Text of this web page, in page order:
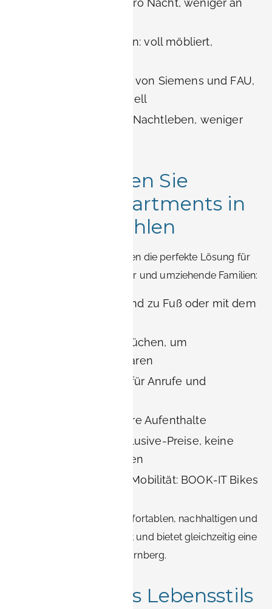
BOOK-IT Wohnungen: voll möbliert,
Vorteile: in der Nähe von Siemens und FAU,
ruhig und professionell
Nachteile: kleineres Nachtleben, weniger
Warum sollten Sie
BOOK-IT Apartments in
Erlangen wählen
BOOK-IT Apartments bieten die perfekte Lösung für
Geschäftsreisende, Berater und umziehende Familien:
Siemens und FAU sind zu Fuß oder mit dem
Voll ausgestattete Küchen, um
Essenskosten zu sparen
High-Speed-WLAN für Anrufe und
Wäscherei für längere Aufenthalte
Transparente All-Inclusive-Preise, keine
versteckten Gebühren
Umweltfreundliche Mobilität: BOOK-IT Bikes
Erlangen bietet einen komfortablen, nachhaltigen und
günstigen Ausgangspunkt und bietet gleichzeitig eine
schnelle Anbindung an Nürnberg.
Vergleich des Lebensstils